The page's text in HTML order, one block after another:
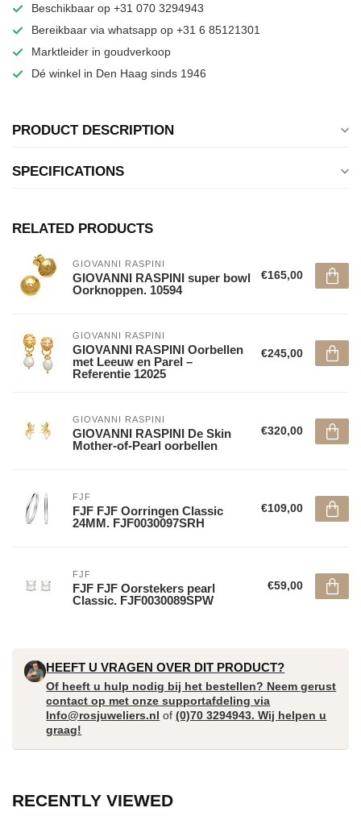
Beschikbaar op +31 070 3294943
Bereikbaar via whatsapp op +31 6 85121301
Marktleider in goudverkoop
Dé winkel in Den Haag sinds 1946
PRODUCT DESCRIPTION
SPECIFICATIONS
RELATED PRODUCTS
GIOVANNI RASPINI
GIOVANNI RASPINI super bowl
Oorknoppen. 10594
€165,00
GIOVANNI RASPINI
GIOVANNI RASPINI Oorbellen
met Leeuw en Parel –
Referentie 12025
€245,00
GIOVANNI RASPINI
GIOVANNI RASPINI De Skin
Mother-of-Pearl oorbellen
€320,00
FJF
FJF FJF Oorringen Classic
24MM. FJF0030097SRH
€109,00
FJF
FJF FJF Oorstekers pearl
Classic. FJF0030089SPW
€59,00
HEEFT U VRAGEN OVER DIT PRODUCT?
Of heeft u hulp nodig bij het bestellen? Neem gerust
contact op met onze supportafdeling via
Info@rosjuweliers.nl of(0)70 3294943. Wij helpen u
graag!
RECENTLY VIEWED